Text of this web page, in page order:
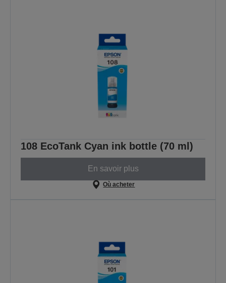
108 EcoTank Cyan ink bottle (70 ml)
En savoir plus
Où acheter